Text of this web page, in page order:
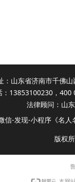
版权
：山东省济南市千佛
：13853100230，
法律顾问：山
信-发现-小程序《名人